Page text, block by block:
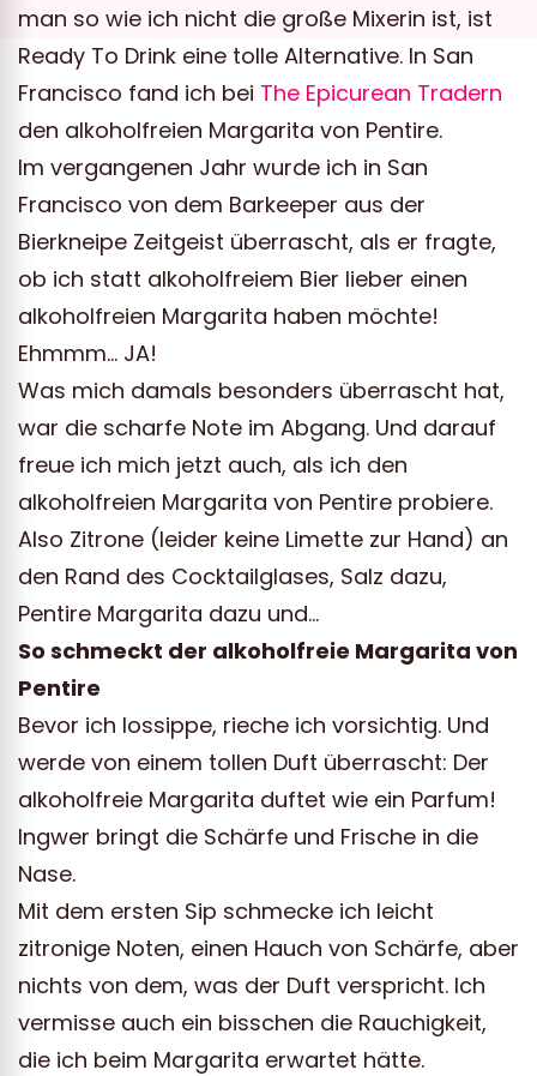
man so wie ich nicht die große Mixerin ist, ist
Ready To Drink eine tolle Alternative. In San
Francisco fand ich bei The Epicurean Tradern
den alkoholfreien Margarita von Pentire.
Im vergangenen Jahr wurde ich in San
Francisco von dem Barkeeper aus der
Bierkneipe Zeitgeist überrascht, als er fragte,
ob ich statt alkoholfreiem Bier lieber einen
alkoholfreien Margarita haben möchte!
Ehmmm… JA!
Was mich damals besonders überrascht hat,
war die scharfe Note im Abgang. Und darauf
freue ich mich jetzt auch, als ich den
alkoholfreien Margarita von Pentire probiere.
Also Zitrone (leider keine Limette zur Hand) an
den Rand des Cocktailglases, Salz dazu,
Pentire Margarita dazu und…
So schmeckt der alkoholfreie Margarita von
Pentire
Bevor ich lossippe, rieche ich vorsichtig. Und
werde von einem tollen Duft überrascht: Der
alkoholfreie Margarita duftet wie ein Parfum!
Ingwer bringt die Schärfe und Frische in die
Nase.
Mit dem ersten Sip schmecke ich leicht
zitronige Noten, einen Hauch von Schärfe, aber
nichts von dem, was der Duft verspricht. Ich
vermisse auch ein bisschen die Rauchigkeit,
die ich beim Margarita erwartet hätte.